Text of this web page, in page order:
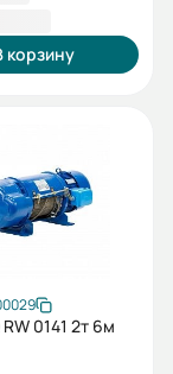
корзину
0141 2т 6м